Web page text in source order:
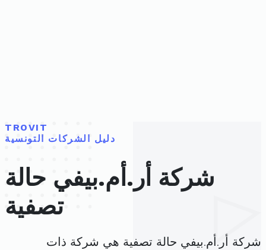
TROVIT
دليل الشركات التونسية
شركة أر.أم.بيفي حالة
تصفية
شركة أر.أم.بيفي حالة تصفية هي شركة ذات